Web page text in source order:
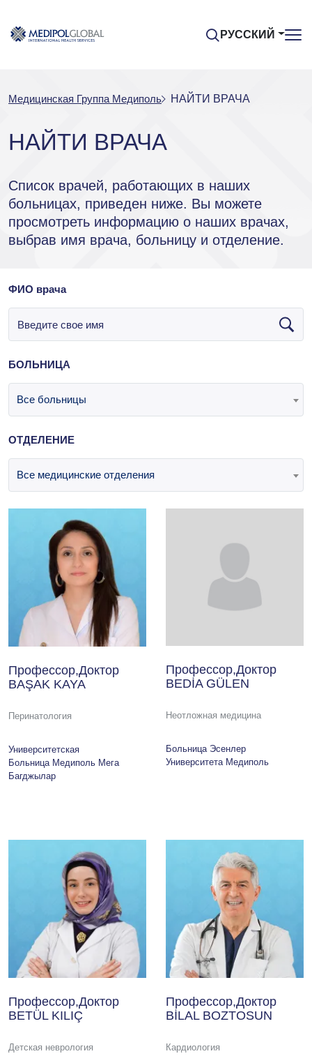
РУССКИЙ
Медицинская Группа Медиполь НАЙТИ ВРАЧА
НАЙТИ ВРАЧА
Список врачей, работающих в наших
больницах, приведен ниже. Вы можете
просмотреть информацию о наших врачах,
выбрав имя врача, больницу и отделение.
ФИО врача
БОЛЬНИЦА
Все больницы
ОТДЕЛЕНИЕ
Все медицинские отделения
Профессор,Доктор
BAŞAK KAYA
Перинатология
Университетская
Больница Медиполь Мега
Багджылар
Профессор,Доктор
BEDİA GÜLEN
Неотложная медицина
Больница Эсенлер
Университета Медиполь
Профессор,Доктор
BETÜL KILIÇ
Детская неврология
Профессор,Доктор
BİLAL BOZTOSUN
Кардиология